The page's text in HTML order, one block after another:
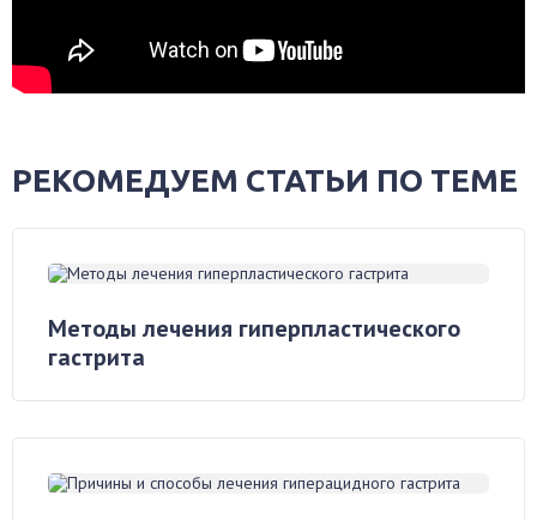
РЕКОМЕДУЕМ СТАТЬИ ПО ТЕМЕ
Методы лечения гиперпластического
гастрита